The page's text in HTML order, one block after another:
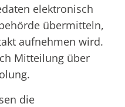
elektronisch
übermitteln,
aufnehmen wird.
Mitteilung über
die